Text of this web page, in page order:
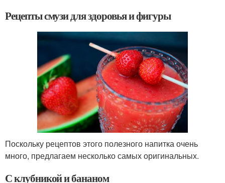
Рецепты смузи для здоровья и фигуры
Поскольку рецептов этого полезного напитка очень
много, предлагаем несколько самых оригинальных.
С клубникой и бананом